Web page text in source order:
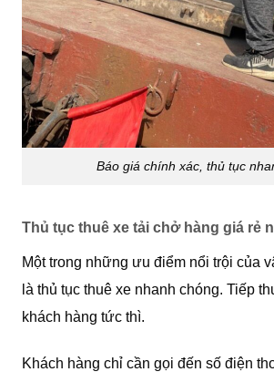
Báo giá chính xác, thủ tục
Thủ tục thuê xe tải chở hàng giá rẻ
Một trong những ưu điểm nổi trội của
là thủ tục thuê xe nhanh chóng. Tiếp
khách hàng tức thì.
Khách hàng chỉ cần gọi đến số điện